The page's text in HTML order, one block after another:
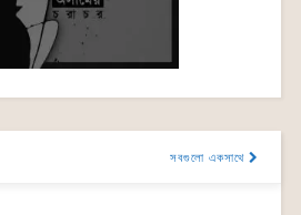
সবগুলো একসাথে